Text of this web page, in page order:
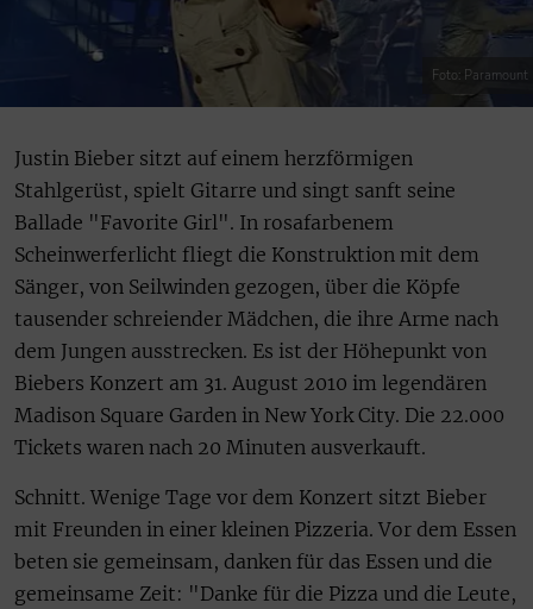
Foto: Paramount
Justin Bieber sitzt auf einem herzförmigen
Stahlgerüst, spielt Gitarre und singt sanft seine
Ballade "Favorite Girl". In rosafarbenem
Scheinwerferlicht fliegt die Konstruktion mit dem
Sänger, von Seilwinden gezogen, über die Köpfe
tausender schreiender Mädchen, die ihre Arme nach
dem Jungen ausstrecken. Es ist der Höhepunkt von
Biebers Konzert am 31. August 2010 im legendären
Madison Square Garden in New York City. Die 22.000
Tickets waren nach 20 Minuten ausverkauft.
Schnitt. Wenige Tage vor dem Konzert sitzt Bieber
mit Freunden in einer kleinen Pizzeria. Vor dem Essen
beten sie gemeinsam, danken für das Essen und die
gemeinsame Zeit: "Danke für die Pizza und die Leute,